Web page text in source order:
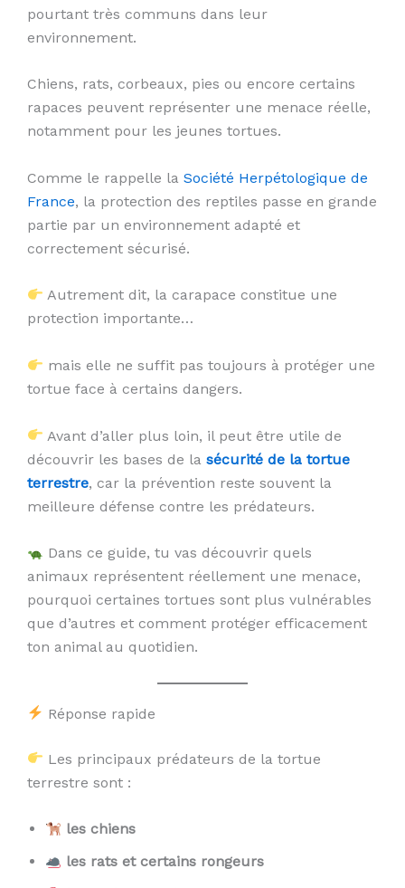
pourtant très communs dans leur
environnement.
Chiens, rats, corbeaux, pies ou encore certains
rapaces peuvent représenter une menace réelle,
notamment pour les jeunes tortues.
Comme le rappelle la Société Herpétologique de
France, la protection des reptiles passe en grande
partie par un environnement adapté et
correctement sécurisé.
Autrement dit, la carapace constitue une
protection importante…
mais elle ne suffit pas toujours à protéger une
tortue face à certains dangers.
Avant d’aller plus loin, il peut être utile de
découvrir les bases de la sécurité de la tortue
terrestre, car la prévention reste souvent la
meilleure défense contre les prédateurs.
Dans ce guide, tu vas découvrir quels
animaux représentent réellement une menace,
pourquoi certaines tortues sont plus vulnérables
que d’autres et comment protéger efficacement
ton animal au quotidien.
Réponse rapide
Les principaux prédateurs de la tortue
terrestre sont :
les chiens
les rats et certains rongeurs